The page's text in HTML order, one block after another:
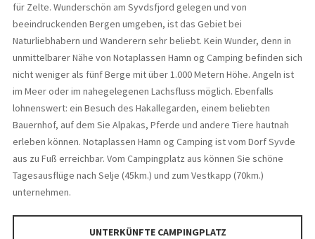
für Zelte. Wunderschön am Syvdsfjord gelegen und von
beeindruckenden Bergen umgeben, ist das Gebiet bei
Naturliebhabern und Wanderern sehr beliebt. Kein Wunder, denn in
unmittelbarer Nähe von Notaplassen Hamn og Camping befinden sich
nicht weniger als fünf Berge mit über 1.000 Metern Höhe. Angeln ist
im Meer oder im nahegelegenen Lachsfluss möglich. Ebenfalls
lohnenswert: ein Besuch des Hakallegarden, einem beliebten
Bauernhof, auf dem Sie Alpakas, Pferde und andere Tiere hautnah
erleben können. Notaplassen Hamn og Camping ist vom Dorf Syvde
aus zu Fuß erreichbar. Vom Campingplatz aus können Sie schöne
Tagesausflüge nach Selje (45km.) und zum Vestkapp (70km.)
unternehmen.
UNTERKÜNFTE CAMPINGPLATZ